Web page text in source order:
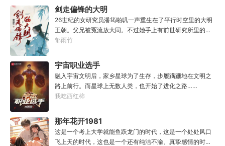
定先在魔门苟住，一世世苦修，不成仙不出山，奈何魔门凶
险异常，遍地都是人材。第一世，吕阳惨遭师姐暗算。第二
世，好不容易反杀师姐，又遭师兄毒手。第三世，第四
世……直到百世之后，再回首，吕阳才发现自己已经成为了
一代魔道巨擘，初圣宗里最畜生的那一个。“魔门个个都是人
剑走偏锋的大明
26世纪的女研究员潘筠啪叽一声重生在了平行时空里的大明
王朝。父兄被冤流放大同。不过她手上有前世研究所里的镇
馆神器——灵境！为救家人，潘筠化身道观小道士，仗剑提
度牒。潘筠大剑拍上去：闭嘴，信不信扣你鱼仔。
郁雨竹
宇宙职业选手
融入宇宙文明后，家乡星球为了生存，步履蹒跚地在文明之
路上前行。而星球上无数人类，也开始了进化之路……
我吃西红柿
那年花开1981
这是一个考上大学就能鱼跃龙门的时代，这是一个处处风口
飞上天的时代，这也是一个还有纯洁不渝、真挚感情的时